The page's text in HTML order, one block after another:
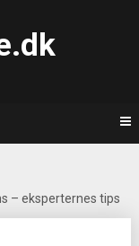
– eksperternes tips